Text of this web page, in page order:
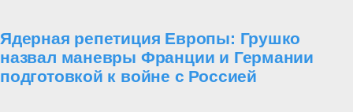
Ядерная репетиция Европы: Грушко
назвал маневры Франции и Германии
подготовкой к войне с Россией